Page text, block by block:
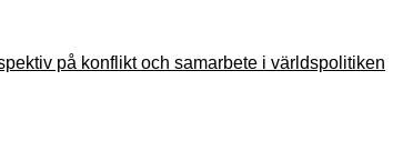
på konflikt och samarbete i världspolitiken